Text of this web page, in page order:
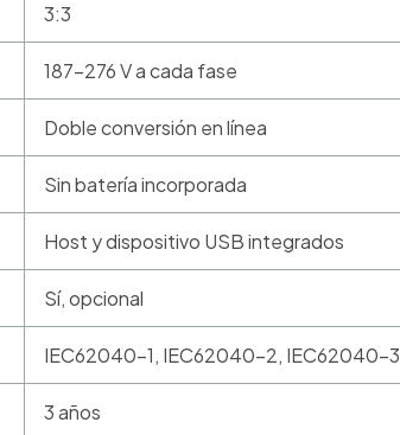
3:3
187-276 V a cada fase
Doble conversión en línea
Sin batería incorporada
Host y dispositivo USB integrados
Sí, opcional
IEC62040-1, IEC62040-2, IEC62040-3
3 años